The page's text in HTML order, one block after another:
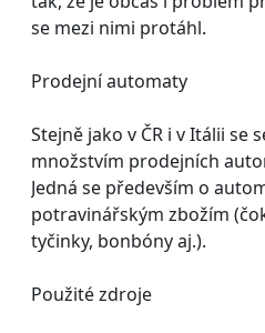
se mezi nimi protáhl.
Prodejní automaty
Stejně jako v ČR i v Itálii se
množstvím prodejních
Jedná se především o
potravinářským zbožím
tyčinky, bonbóny aj.).
Použité zdroje